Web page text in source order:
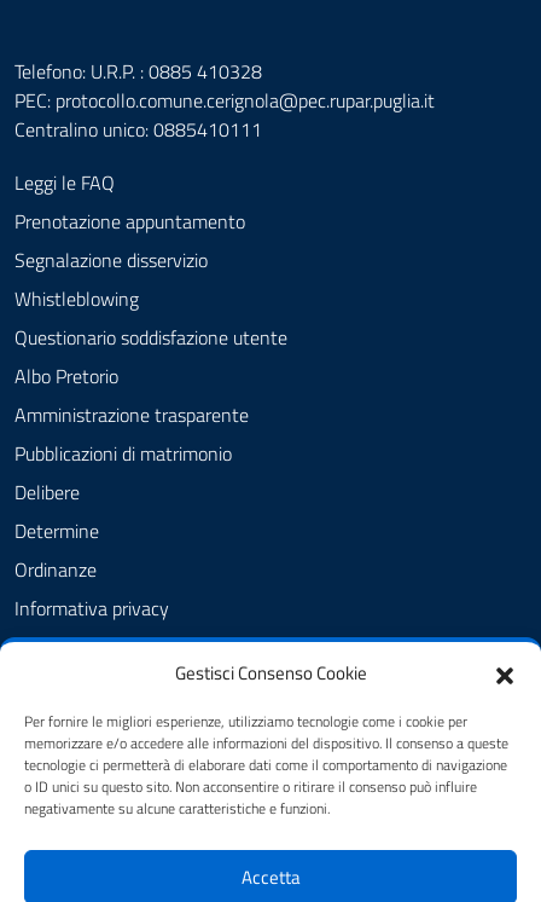
Gestisci Consenso Cookie
Per fornire le migliori esperienze, utilizziamo tecnologie come i cookie per
memorizzare e/o accedere alle informazioni del dispositivo. Il consenso a queste
tecnologie ci permetterà di elaborare dati come il comportamento di navigazione
o ID unici su questo sito. Non acconsentire o ritirare il consenso può influire
negativamente su alcune caratteristiche e funzioni.
Accetta
Telefono: U.R.P. : 0885 410328
PEC: protocollo.comune.cerignola@pec.rupar.puglia.it
Centralino unico: 0885410111
Leggi le FAQ
Prenotazione appuntamento
Segnalazione disservizio
Whistleblowing
Questionario soddisfazione utente
Albo Pretorio
Amministrazione trasparente
Pubblicazioni di matrimonio
Delibere
Determine
Ordinanze
Informativa privacy
Feedback
Dichiarazione di accessibilità
Obiettivi di accessibilità
SEGUICI SU
FB - Amministrazione Comunale